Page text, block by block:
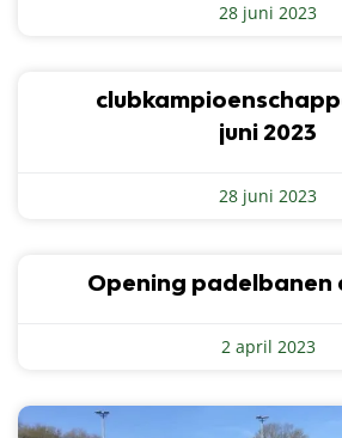
28 juni 2023
juni 2023
28 juni 2023
Opening padelbanen
2 april 2023